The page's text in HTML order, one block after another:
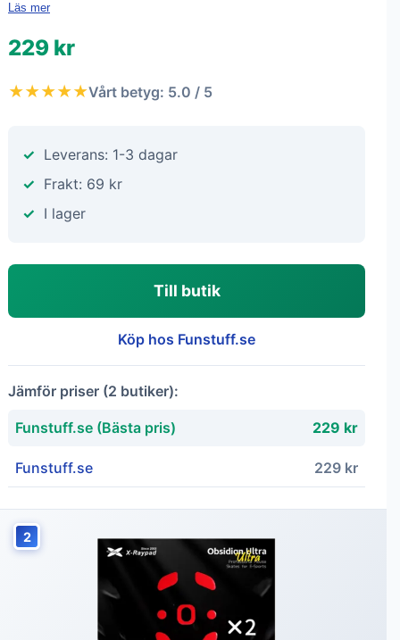
Läs mer
229 kr
★★★★★Vårt betyg: 5.0 / 5
Leverans: 1-3 dagar
Frakt: 69 kr
I lager
Till butik
Köp hos Funstuff.se
Jämför priser (2 butiker):
Funstuff.se (Bästa pris) 229 kr
Funstuff.se 229 kr
2